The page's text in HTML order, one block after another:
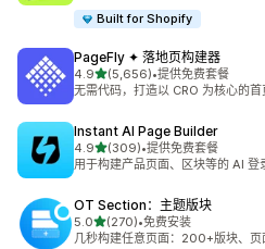
Built for Shopify
PageFly ✦ 落地页构建器
4.9星（满分 5 星）
(5,656)
总共 5656 条评论
•提供免费套餐
无需代码，打造以 CRO 为核心的
Instant AI Page Builder
4.9星（满分 5 星）
(309)
总共 309 条评论
•提供免费套餐
用于构建产品页面、区块等的 AI 登
OT Section：主题版块
5.0星（满分 5 星）
(270)
总共 270 条评论
•免费安装
几秒构建任意页面：200+版块、页